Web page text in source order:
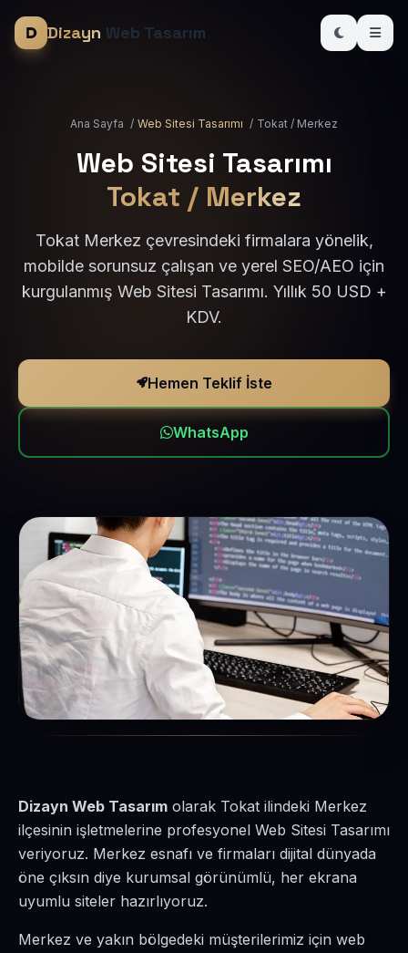
Dizayn Web Tasarım
Ana Sayfa / Web Sitesi Tasarımı / Tokat / Merkez
Web Sitesi Tasarımı
Tokat / Merkez
Tokat Merkez çevresindeki firmalara yönelik,
mobilde sorunsuz çalışan ve yerel SEO/AEO için
kurgulanmış Web Sitesi Tasarımı. Yıllık 50 USD +
KDV.
Hemen Teklif İste
WhatsApp
Dizayn Web Tasarım olarak Tokat ilindeki Merkez
ilçesinin işletmelerine profesyonel Web Sitesi Tasarımı
veriyoruz. Merkez esnafı ve firmaları dijital dünyada
öne çıksın diye kurumsal görünümlü, her ekrana
uyumlu siteler hazırlıyoruz.
Merkez ve yakın bölgedeki müşterilerimiz için web